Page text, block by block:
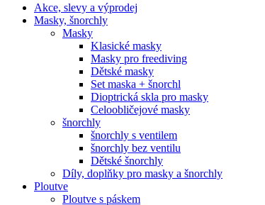
Akce, slevy a výprodej
Masky, šnorchly
Masky
Klasické masky
Masky pro freediving
Dětské masky
Set maska + šnorchl
Dioptrická skla pro masky
Celoobličejové masky
šnorchly
šnorchly s ventilem
šnorchly bez ventilu
Dětské šnorchly
Díly, doplňky pro masky a šnorchly
Ploutve
Ploutve s páskem